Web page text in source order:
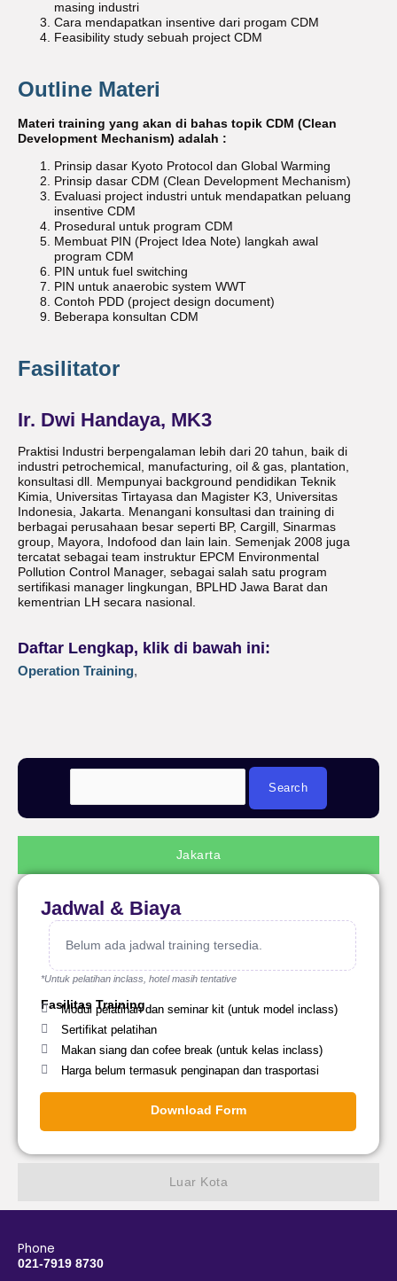
masing industri
Cara mendapatkan insentive dari progam CDM
Feasibility study sebuah project CDM
Outline Materi
Materi training yang akan di bahas topik CDM (Clean
Development Mechanism) adalah :
Prinsip dasar Kyoto Protocol dan Global Warming
Prinsip dasar CDM (Clean Development Mechanism)
Evaluasi project industri untuk mendapatkan peluang
insentive CDM
Prosedural untuk program CDM
Membuat PIN (Project Idea Note) langkah awal
program CDM
PIN untuk fuel switching
PIN untuk anaerobic system WWT
Contoh PDD (project design document)
Beberapa konsultan CDM
Fasilitator
Ir. Dwi Handaya, MK3
Praktisi Industri berpengalaman lebih dari 20 tahun, baik di
industri petrochemical, manufacturing, oil & gas, plantation,
konsultasi dll. Mempunyai background pendidikan Teknik
Kimia, Universitas Tirtayasa dan Magister K3, Universitas
Indonesia, Jakarta. Menangani konsultasi dan training di
berbagai perusahaan besar seperti BP, Cargill, Sinarmas
group, Mayora, Indofood dan lain lain. Semenjak 2008 juga
tercatat sebagai team instruktur EPCM Environmental
Pollution Control Manager, sebagai salah satu program
sertifikasi manager lingkungan, BPLHD Jawa Barat dan
kementrian LH secara nasional.
Daftar Lengkap, klik di bawah ini:
Operation Training,
Jakarta
Luar Kota
Jadwal & Biaya
Belum ada jadwal training tersedia.
*Untuk pelatihan inclass, hotel masih tentative
Fasilitas Training
Modul pelatihan dan seminar kit (untuk model inclass)
Sertifikat pelatihan
Makan siang dan cofee break (untuk kelas inclass)
Harga belum termasuk penginapan dan trasportasi
Download Form
Phone
021-7919 8730